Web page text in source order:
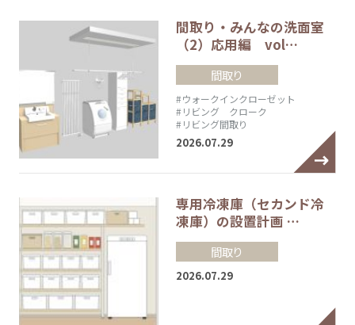
間取り・みんなの洗面室
（2）応用編 vol…
間取り
#ウォークインクローゼット
#リビング クローク
#リビング間取り
2026.07.29
専用冷凍庫（セカンド冷
凍庫）の設置計画 …
間取り
2026.07.29